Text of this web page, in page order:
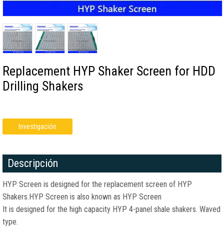
Replacement HYP Shaker Screen for HDD
Drilling Shakers
Investigación
Descripción
HYP Screen is designed for the replacement screen of HYP
Shakers.HYP Screen is also known as HYP Screen
It is designed for the high capacity HYP 4-panel shale shakers. Waved
type.